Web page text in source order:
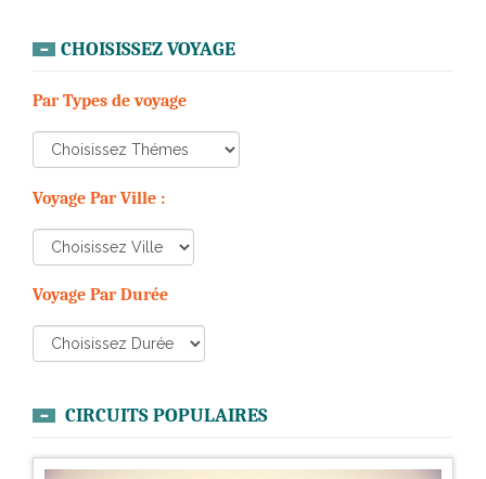
CHOISISSEZ VOYAGE
Par Types de voyage
Voyage Par Ville :
Voyage Par Durée
CIRCUITS POPULAIRES